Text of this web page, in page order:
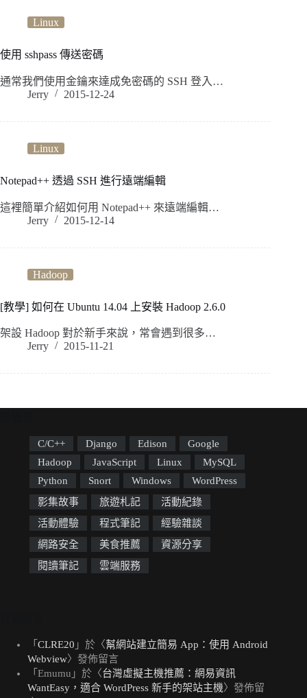
Linux
使用 sshpass 傳送密碼
通常我們使用金鑰來達成免密碼的 SSH 登入…
Jerry
2015-12-24
Linux
Notepad++ 透過 SSH 進行遠端編輯
這裡簡單介紹如何用 Notepad++ 來遠端編輯…
Jerry
2015-12-14
Hadoop
[教學] 如何在 Ubuntu 14.04 上安裝 Hadoop 2.6.0
架設 Hadoop 對於新手來說，常會遇到很多…
Jerry
2015-11-21
C/C++ Django Edison
Google
Hadoop
JavaScript Linux
MySQL
Python
Snort Windows
WordPress
影集故事
旅遊札記
活動紀錄
活動體驗
程式筆記
經驗雜談
網路安全
美食推薦
資源分享
閱讀筆記
雲端服務
「 CLRE20 」於〈幫網站建立簡易 App：使用 Android
Webview〉發佈留言
「 Emumu 」於〈台灣虛擬主機推薦：網易資訊
WantEasy，適合 WordPress 新手的架站主機〉發佈留